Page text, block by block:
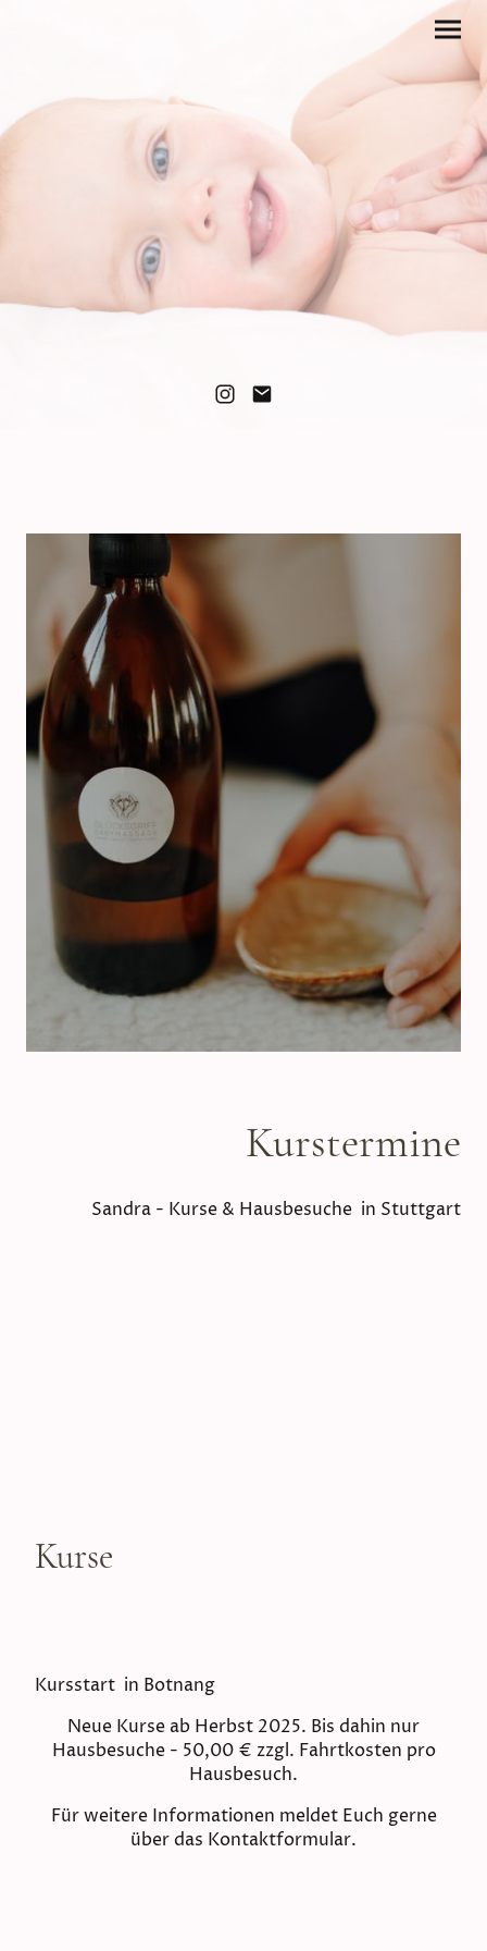
Kurstermine
Sandra - Kurse & Hausbesuche in Stuttgart
Kurse
Kursstart in Botnang
Neue Kurse ab Herbst 2025. Bis dahin nur
Hausbesuche - 50,00 € zzgl. Fahrtkosten pro
Hausbesuch.
Für weitere Informationen meldet Euch gerne
über das Kontaktformular.